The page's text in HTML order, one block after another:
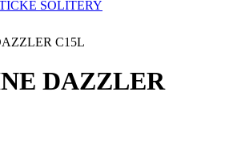
SOLITÉRY
C15L
DAZZLER